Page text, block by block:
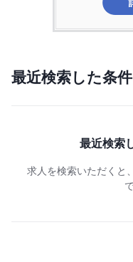
最近検索した条件
最近検索
求人を検索いただくと